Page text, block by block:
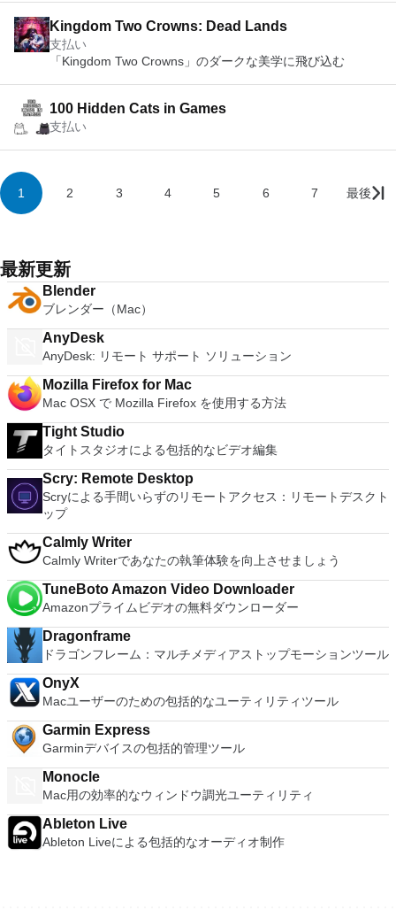
Kingdom Two Crowns: Dead Lands
支払い
「Kingdom Two Crowns」のダークな美学に飛び込む
100 Hidden Cats in Games
支払い
1 2 3 4 5 6 7 最後
最新更新
Blender
ブレンダー（Mac）
AnyDesk
AnyDesk: リモート サポート ソリューション
Mozilla Firefox for Mac
Mac OSX で Mozilla Firefox を使用する方法
Tight Studio
タイトスタジオによる包括的なビデオ編集
Scry: Remote Desktop
Scryによる手間いらずのリモートアクセス：リモートデスクト
ップ
Calmly Writer
Calmly Writerであなたの執筆体験を向上させましょう
TuneBoto Amazon Video Downloader
Amazonプライムビデオの無料ダウンローダー
Dragonframe
ドラゴンフレーム：マルチメディアストップモーションツール
OnyX
Macユーザーのための包括的なユーティリティツール
Garmin Express
Garminデバイスの包括的管理ツール
Monocle
Mac用の効率的なウィンドウ調光ユーティリティ
Ableton Live
Ableton Liveによる包括的なオーディオ制作